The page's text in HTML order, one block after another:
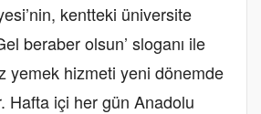
kentteki üniversite
beraber olsun’ sloganı ile
yemek hizmeti yeni dönemde
Hafta içi her gün Anadolu